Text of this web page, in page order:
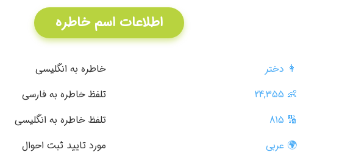
اطلاعات اسم خاطره
👩 دختر خاطره به انگلیسی
👶
24,355 تلفظ خاطره به فارسی
🔢 815 تلفظ خاطره به انگلیسی
🌍 عربی مورد تایید ثبت احوال